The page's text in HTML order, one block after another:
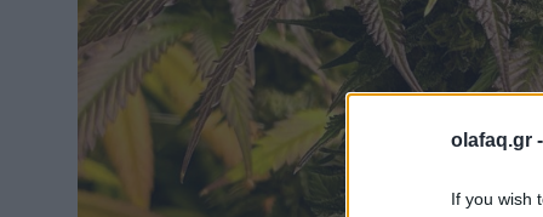
olafaq.gr -
If you wish